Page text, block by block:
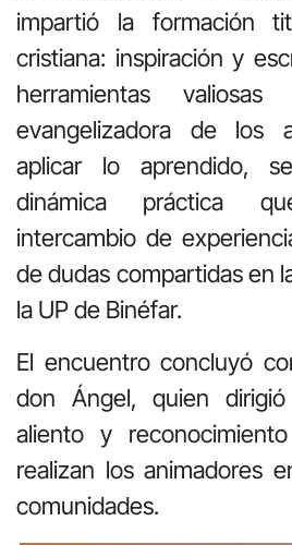
impartió la formación
cristiana: inspiración y
herramientas
evangelizadora de los
aplicar lo aprendido,
dinámica práctica
intercambio de
de dudas compartidas en
la UP de Binéfar.
El encuentro concluyó
don Ángel, quien
aliento y
realizan los animadores
comunidades.